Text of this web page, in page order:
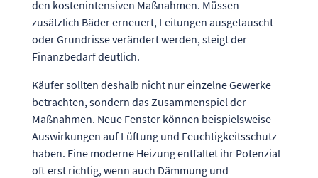
den kostenintensiven Maßnahmen. Müssen
zusätzlich Bäder erneuert, Leitungen ausgetauscht
oder Grundrisse verändert werden, steigt der
Finanzbedarf deutlich.
Käufer sollten deshalb nicht nur einzelne Gewerke
betrachten, sondern das Zusammenspiel der
Maßnahmen. Neue Fenster können beispielsweise
Auswirkungen auf Lüftung und Feuchtigkeitsschutz
haben. Eine moderne Heizung entfaltet ihr Potenzial
oft erst richtig, wenn auch Dämmung und